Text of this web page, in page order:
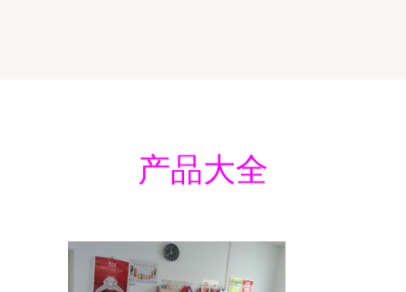
产品大全